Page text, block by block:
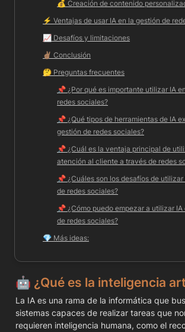
💰 Creación de contenido
⚡️ Ventajas de usar IA en la gestión de
📈 Desafíos y limitaciones
✌🏽 Conclusión
🤔 Preguntas frecuentes
📌 ¿Por qué es importante utilizar IA
redes sociales?
📌 ¿Qué tipos de herramientas de IA
gestión de redes sociales?
📌 ¿Cuál es la ventaja principal de
atención al cliente a través de redes
📌 ¿Cuáles son los desafíos de utilizar
de redes sociales?
📌 ¿Cómo puedo empezar a utilizar
de redes sociales?
💎 Más ideas:
🤖 ¿Qué es la inteligencia
La IA es una rama de la informática que
sistemas capaces de realizar tareas que
requieren inteligencia humana, como el